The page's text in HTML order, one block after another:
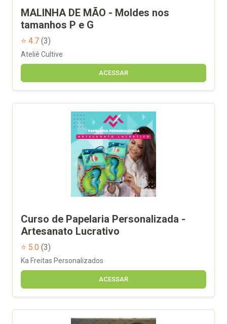
MALINHA DE MÃO - Moldes nos
tamanhos P e G
⭐ 4.7 (3)
Ateliê Cultive
ACESSAR
Curso de Papelaria Personalizada -
Artesanato Lucrativo
⭐ 5.0 (3)
Ka Freitas Personalizados
ACESSAR